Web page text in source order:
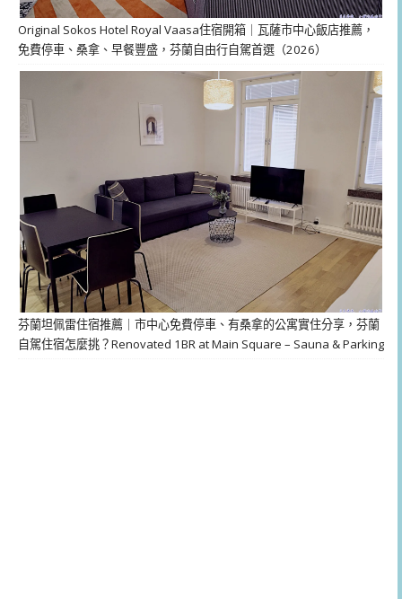
Original Sokos Hotel Royal Vaasa住宿開箱｜瓦薩市中心飯店推薦，
免費停車、桑拿、早餐豐盛，芬蘭自由行自駕首選（2026）
芬蘭坦佩雷住宿推薦｜市中心免費停車、有桑拿的公寓實住分享，芬蘭
自駕住宿怎麼挑？Renovated 1BR at Main Square – Sauna & Parking